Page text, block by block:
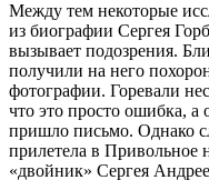
Между тем некоторые
из биографии Сергея
вызывает подозрения.
получили на него
фотографии. Горевали
что это просто ошибка, а
пришло письмо. Однако
прилетела в Привольное
«двойник» Сергея